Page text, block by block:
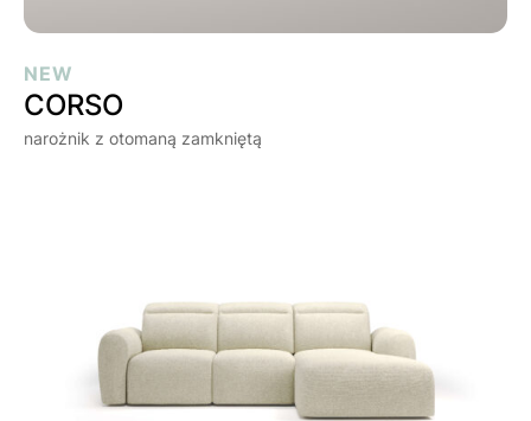
CORSO
NEW
CORSO
narożnik z otomaną zamkniętą